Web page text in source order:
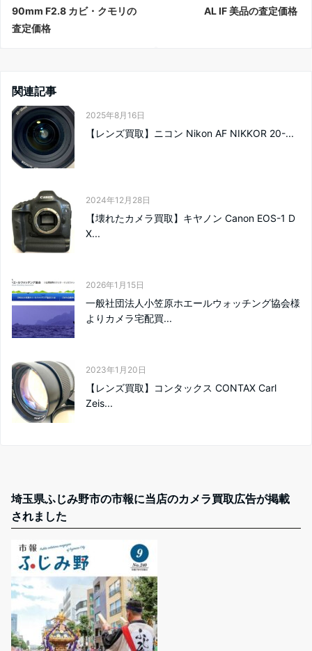
90mm F2.8 カビ・クモリの
査定価格
AL IF 美品の査定価格
関連記事
2025年8月16日
【レンズ買取】ニコン Nikon AF NIKKOR 20-...
2024年12月28日
【壊れたカメラ買取】キヤノン Canon EOS-1 D
X...
2026年1月15日
一般社団法人小笠原ホエールウォッチング協会様
よりカメラ宅配買...
2023年1月20日
【レンズ買取】コンタックス CONTAX Carl
Zeis...
埼玉県ふじみ野市の市報に当店のカメラ買取広告が掲載
されました